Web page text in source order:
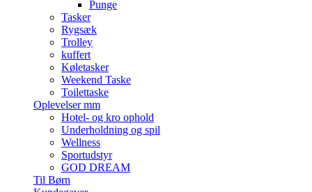
Punge
Tasker
Rygsæk
Trolley
kuffert
Køletasker
Weekend Taske
Toilettaske
Oplevelser mm
Hotel- og kro ophold
Underholdning og spil
Wellness
Sportudstyr
GOD DREAM
Til Børn